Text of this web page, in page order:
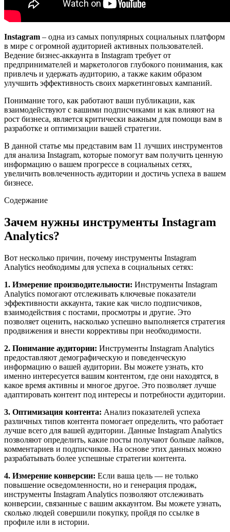
Instagram – одна из самых популярных социальных платформ
в мире с огромной аудиторией активных пользователей.
Ведение бизнес-аккаунта в Instagram требует от
предпринимателей и маркетологов глубокого понимания, как
привлечь и удержать аудиторию, а также каким образом
улучшить эффективность своих маркетинговых кампаний.
Понимание того, как работают ваши публикации, как
взаимодействуют с вашими подписчиками и как влияют на
рост бизнеса, является критически важным для помощи вам в
разработке и оптимизации вашей стратегии.
В данной статье мы представим вам 11 лучших инструментов
для анализа Instagram, которые помогут вам получить ценную
информацию о вашем прогрессе в социальных сетях,
увеличить вовлеченность аудитории и достичь успеха в вашем
бизнесе.
Содержание
Зачем нужны инструменты Instagram
Analytics?
Вот несколько причин, почему инструменты Instagram
Analytics необходимы для успеха в социальных сетях:
1. Измерение производительности: Инструменты Instagram
Analytics помогают отслеживать ключевые показатели
эффективности аккаунта, такие как число подписчиков,
взаимодействия с постами, просмотры и другие. Это
позволяет оценить, насколько успешно выполняется стратегия
продвижения и внести коррективы при необходимости.
2. Понимание аудитории: Инструменты Instagram Analytics
предоставляют демографическую и поведенческую
информацию о вашей аудитории. Вы можете узнать, кто
именно интересуется вашим контентом, где они находятся, в
какое время активны и многое другое. Это позволяет лучше
адаптировать контент под интересы и потребности аудитории.
3. Оптимизация контента: Анализ показателей успеха
различных типов контента помогает определить, что работает
лучше всего для вашей аудитории. Данные Instagram Analytics
позволяют определить, какие посты получают больше лайков,
комментариев и подписчиков. На основе этих данных можно
разрабатывать более успешные стратегии контента.
4. Измерение конверсии: Если ваша цель — не только
повышение осведомленности, но и генерация продаж,
инструменты Instagram Analytics позволяют отслеживать
конверсии, связанные с вашим аккаунтом. Вы можете узнать,
сколько людей совершили покупку, пройдя по ссылке в
профиле или в истории.